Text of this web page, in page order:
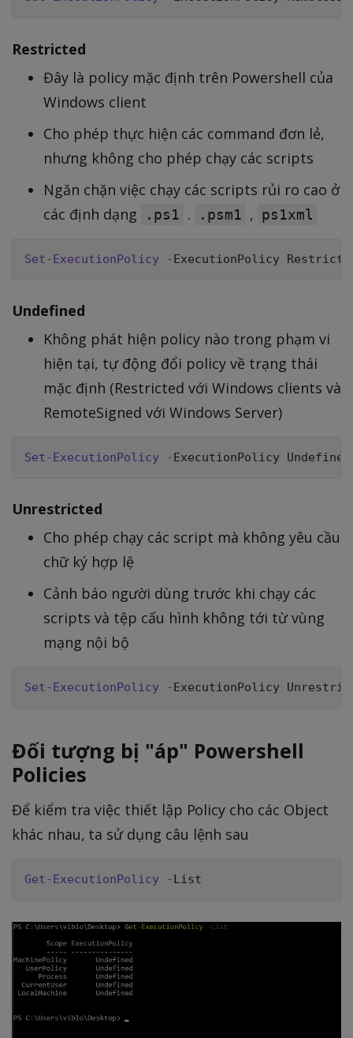
Restricted
Đây là policy mặc định trên Powershell của
Windows client
Cho phép thực hiện các command đơn lẻ,
nhưng không cho phép chạy các scripts
Ngăn chặn việc chạy các scripts rủi ro cao ở
các định dạng
.ps1 . .psm1 , ps1xml
Set-ExecutionPolicy -
Undefined
Không phát hiện policy nào trong phạm vi
hiện tại, tự động đổi policy về trạng thái
mặc định (Restricted với Windows clients và
RemoteSigned với Windows Server)
Set-ExecutionPolicy -
Unrestricted
Cho phép chạy các script mà không yêu cầu
chữ ký hợp lệ
Cảnh báo người dùng trước khi chạy các
scripts và tệp cấu hình không tới từ vùng
mạng nội bộ
Set-ExecutionPolicy -
Đối tượng bị "áp" Powershell
Policies
Để kiểm tra việc thiết lập Policy cho các Object
khác nhau, ta sử dụng câu lệnh sau
Get-ExecutionPolicy -